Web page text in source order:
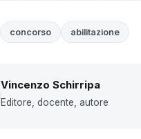
concorso abilitazione
Vincenzo Schirripa
Editore, docente, autore